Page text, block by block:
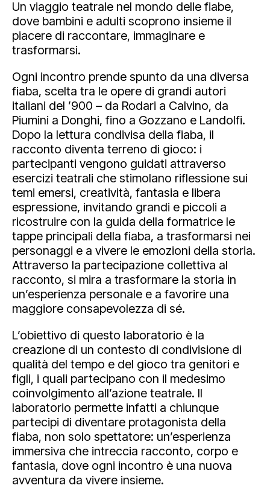
Un viaggio teatrale nel mondo delle fiabe,
dove bambini e adulti scoprono insieme il
piacere di raccontare, immaginare e
trasformarsi.
Ogni incontro prende spunto da una diversa
fiaba, scelta tra le opere di grandi autori
italiani del ’900 – da Rodari a Calvino, da
Piumini a Donghi, fino a Gozzano e Landolfi.
Dopo la lettura condivisa della fiaba, il
racconto diventa terreno di gioco: i
partecipanti vengono guidati attraverso
esercizi teatrali che stimolano riflessione sui
temi emersi, creatività, fantasia e libera
espressione, invitando grandi e piccoli a
ricostruire con la guida della formatrice le
tappe principali della fiaba, a trasformarsi nei
personaggi e a vivere le emozioni della storia.
Attraverso la partecipazione collettiva al
racconto, si mira a trasformare la storia in
un’esperienza personale e a favorire una
maggiore consapevolezza di sé.
L’obiettivo di questo laboratorio è la
creazione di un contesto di condivisione di
qualità del tempo e del gioco tra genitori e
figli, i quali partecipano con il medesimo
coinvolgimento all’azione teatrale. Il
laboratorio permette infatti a chiunque
partecipi di diventare protagonista della
fiaba, non solo spettatore: un’esperienza
immersiva che intreccia racconto, corpo e
fantasia, dove ogni incontro è una nuova
avventura da vivere insieme.